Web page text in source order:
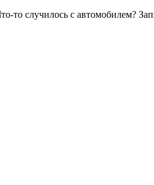
то случилось с автомобилем?